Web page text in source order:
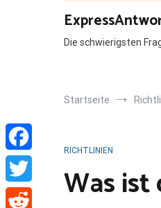
Die schwierigsten
Startseite
RICHTLINIEN
Was ist
Facebook
Twitter